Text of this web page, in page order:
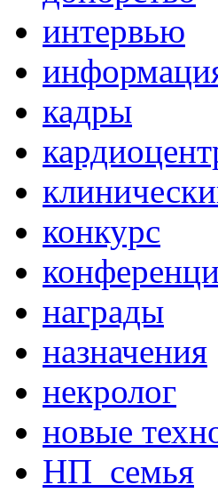
интервью
кадры
конкурс
награды
назначения
некролог
новые
НП_семья